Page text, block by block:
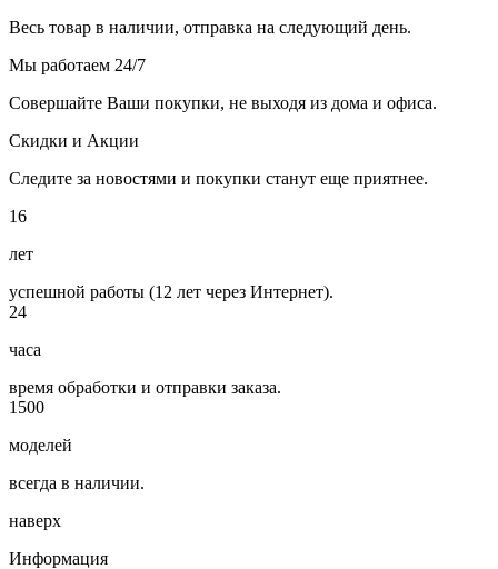
Весь товар в наличии, отправка на следующий день.
Мы работаем 24/7
Совершайте Ваши покупки, не выходя из дома и офиса.
Скидки и Акции
Следите за новостями и покупки станут еще приятнее.
16
лет
успешной работы (12 лет через Интернет).
24
часа
время обработки и отправки заказа.
1500
моделей
всегда в наличии.
наверх
Информация